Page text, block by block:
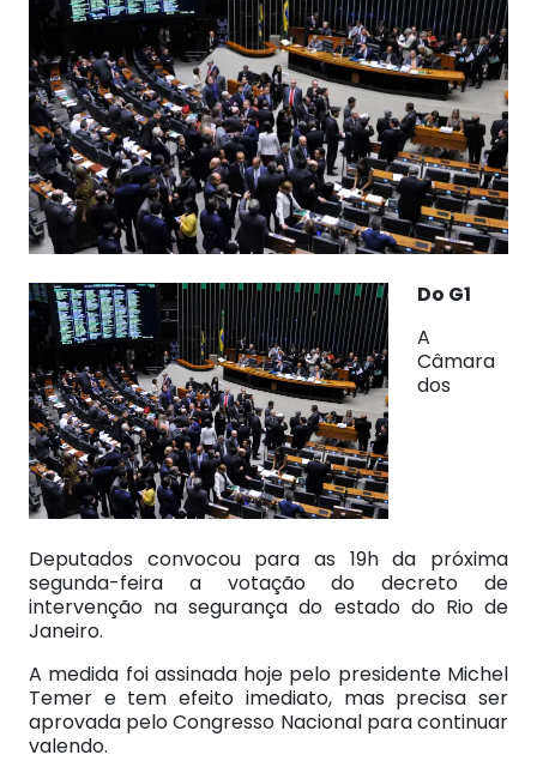
Do G1
A
Câmara
dos
Deputados convocou para as 19h da próxima
segunda-feira a votação do decreto de
intervenção na segurança do estado do Rio de
Janeiro.
A medida foi assinada hoje pelo presidente Michel
Temer e tem efeito imediato, mas precisa ser
aprovada pelo Congresso Nacional para continuar
valendo.